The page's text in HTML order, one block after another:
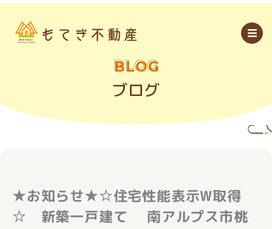
内
BLOG
ブログ
★お知らせ★☆住宅性能表示W取得
☆ 新築一戸建て 南アルプス市桃